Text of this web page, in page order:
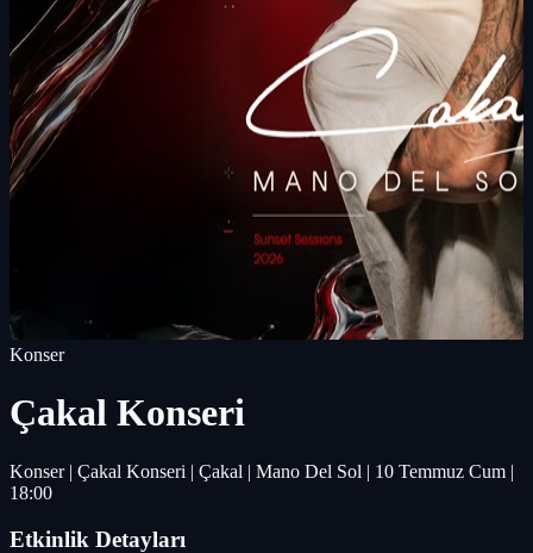
Konser
Çakal Konseri
Konser | Çakal Konseri | Çakal | Mano Del Sol | 10 Temmuz Cum |
18:00
Etkinlik Detayları